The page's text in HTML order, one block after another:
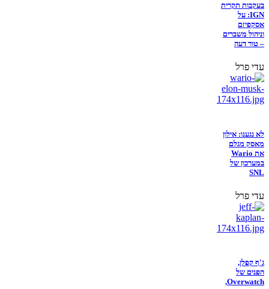
בעקבות תקרית
IGN: על
אסקפיזם
וניהול משברים
– טור דעה
עדי פרל
לא נגענו: אילון
מאסק מגלם
את Wario
במערכון של
SNL
עדי פרל
ג'ף קפלן,
הפנים של
Overwatch,